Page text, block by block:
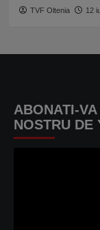
TVF Oltenia 12
ABONATI-
NOSTRU DE